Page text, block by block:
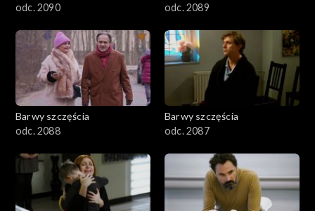
1101–1200
1001–1100
901–1000
801–900
782–800
odc. 2090
odc. 2089
Barwy szczęścia
odc. 2088
Barwy szczęścia
odc. 2087